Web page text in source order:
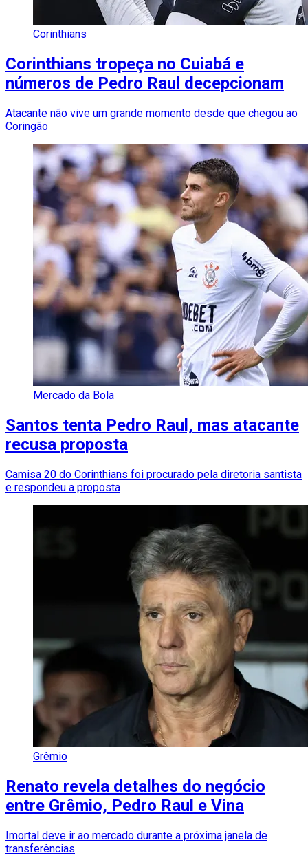
Corinthians
Corinthians tropeça no Cuiabá e
números de Pedro Raul decepcionam
Atacante não vive um grande momento desde que chegou ao
Coringão
Mercado da Bola
Santos tenta Pedro Raul, mas atacante
recusa proposta
Camisa 20 do Corinthians foi procurado pela diretoria santista
e respondeu a proposta
Grêmio
Renato revela detalhes do negócio
entre Grêmio, Pedro Raul e Vina
Imortal deve ir ao mercado durante a próxima janela de
transferências